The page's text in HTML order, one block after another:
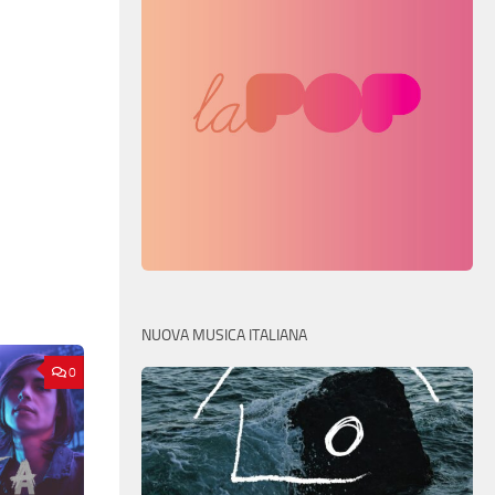
0
NUOVA MUSICA ITALIANA